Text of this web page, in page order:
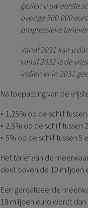
gezien u uw eerste
overige 500.000
progressieve
Vanaf 2031 kan u
vanaf 2032 is de
indien er in 2031
Na toepassing van de
1,25% op de schijf
2,5% op de schijf tussen
5% op de schijf tussen 5
Het tarief van de
deel boven de 10 miljoen
Een gerealiseerde
10 miljoen euro wordt